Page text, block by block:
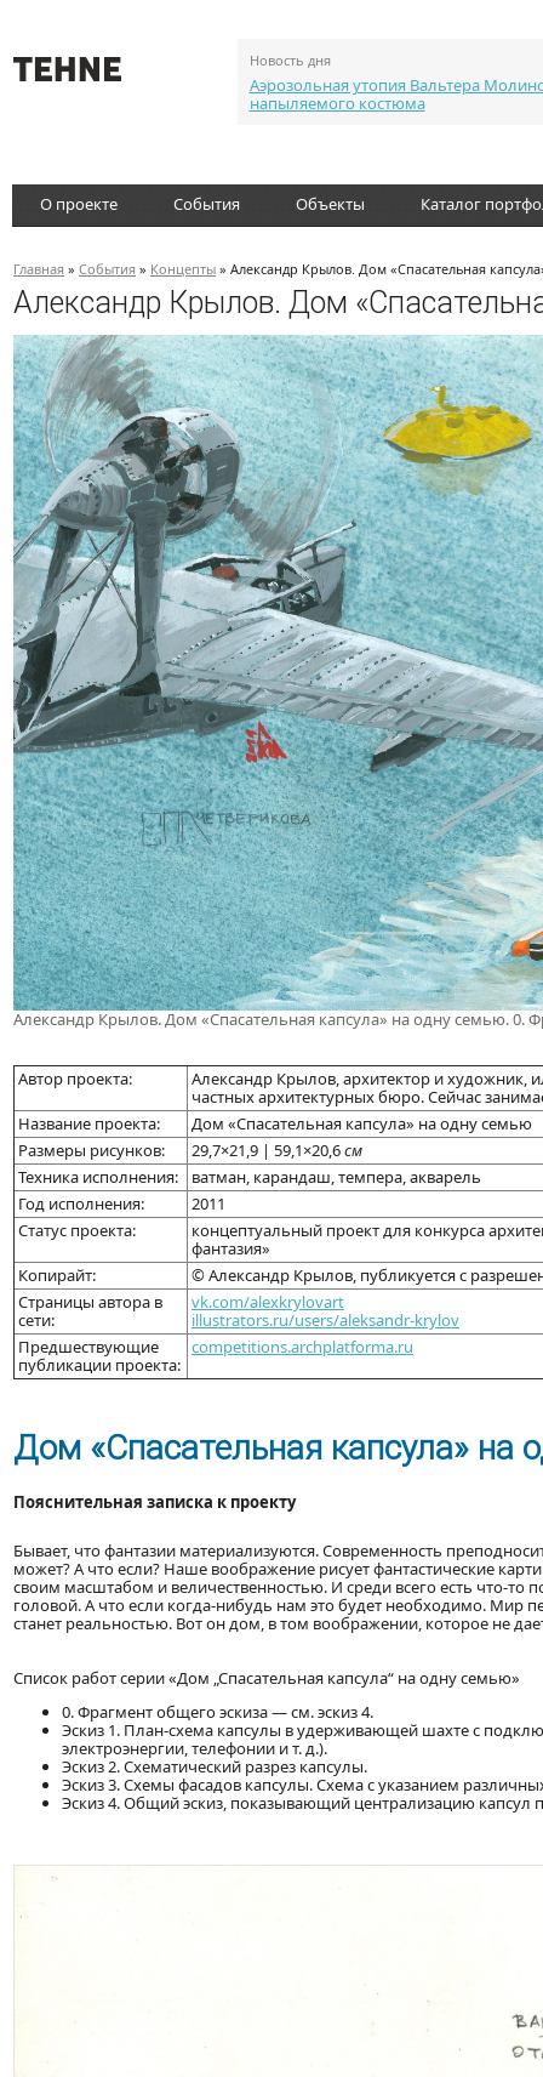
Новость дня
Аэрозольная утопия Вальтера
напыляемого костюма
О проекте События Объекты Каталог
Главная » События » Концепты » Александр Крылов. Дом «Спасательная
Александр Крылов. Дом
Александр Крылов. Дом «Спасательная капсула» на одну семью. 0.
Автор проекта:
Александр Крылов, архитектор и художник,
частных архитектурных бюро. Сейчас
Название проекта:
Дом «Спасательная капсула» на одну семью
Размеры рисунков:
29,7×21,9 | 59,1×20,6см
Техника исполнения:
ватман, карандаш, темпера, акварель
Год исполнения:
2011
Статус проекта:
концептуальный проект для конкурса
фантазия»
Копирайт:
© Александр Крылов, публикуется с
Страницы автора в
сети:
vk.com/alexkrylovart
illustrators.ru/users/aleksandr-krylov
Предшествующие
публикации проекта:
competitions.archplatforma.ru
Дом «Спасательная капсула» на
Пояснительная записка к проекту
Бывает, что фантазии материализуются. Современность
может? А что если? Наше воображение рисует фантастические
своим масштабом и величественностью. И среди всего есть что-
головой. А что если когда-нибудь нам это будет необходимо. Мир
станет реальностью. Вот он дом, в том воображении, которое не
Список работ серии «Дом „Спасательная капсула“ на одну семью»
0. Фрагмент общего эскиза — см. эскиз 4.
Эскиз 1. План-схема капсулы в удерживающей шахте с
электроэнергии, телефонии и т. д.).
Эскиз 2. Схематический разрез капсулы.
Эскиз 3. Схемы фасадов капсулы. Схема с указанием
Эскиз 4. Общий эскиз, показывающий централизацию капсул